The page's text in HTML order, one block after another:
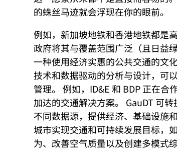
的蛛丝马迹就会浮现在你的眼前。
例如，新加坡地铁和香港地铁都是
政府将其与覆盖范围广泛（且日
一种使用经济实惠的公共交通的文
技术和数据驱动的分析与设计，可
管理。 例如，ID&E 和 BDP 正在
加达的交通解决方案。 GauDT 可
不同数据源，提供经济、基础设
城市实现交通和可持续发展目标
为、改善空气质量以及创建多模式